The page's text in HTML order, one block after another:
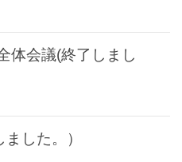
体会議(終了しまし
した。）